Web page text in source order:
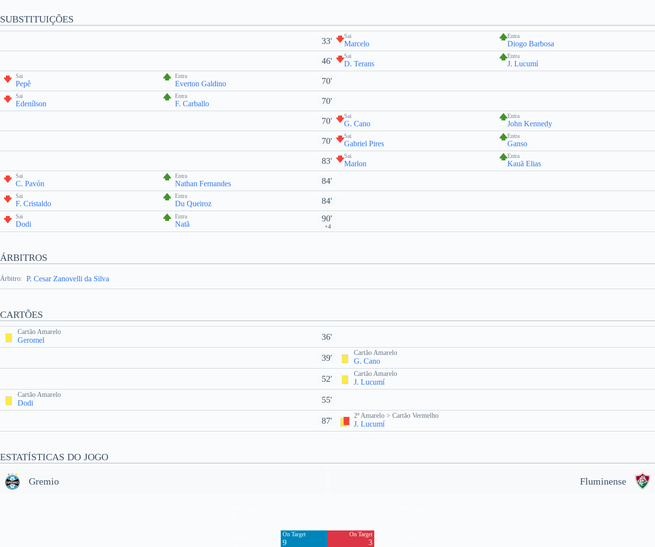
SUBSTITUIÇÕES
33' Sai
Marcelo
Entra
Diogo Barbosa
46' Sai
D. Terans
Entra
J. Lucumí
Sai
Pepê
Entra
Everton Galdino 70'
Sai
Edenílson
Entra
F. Carballo 70'
70' Sai
G. Cano
Entra
John Kennedy
70' Sai
Gabriel Pires
Entra
Ganso
83' Sai
Marlon
Entra
Kauã Elias
Sai
C. Pavón
Entra
Nathan Fernandes 84'
Sai
F. Cristaldo
Entra
Du Queiroz 84'
Sai
Dodi
Entra
Natã
90'
+4
ÁRBITROS
Árbitro: P. Cesar Zanovelli da Silva
CARTÕES
Cartão Amarelo
Geromel 36'
39'
Cartão Amarelo
G. Cano
52'
Cartão Amarelo
J. Lucumí
Cartão Amarelo
Dodi 55'
87'
2º Amarelo > Cartão Vermelho
J. Lucumí
ESTATÍSTICAS DO JOGO
Gremio Fluminense
On Target
9
On Target
3